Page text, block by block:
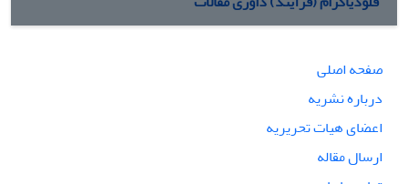
صفحه اصلی
درباره نشریه
اعضای هیات تحریریه
ارسال مقاله